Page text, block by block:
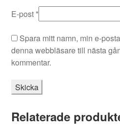
E-post *
Spara mitt namn, min e-
denna webbläsare till nästa
kommentar.
Relaterade